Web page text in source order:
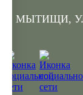
Г. МЫТИЩИ,